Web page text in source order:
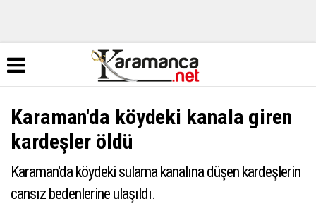
Karaman'da köydeki kanala giren
kardeşler öldü
Karaman'da köydeki sulama kanalına düşen kardeşlerin
cansız bedenlerine ulaşıldı.